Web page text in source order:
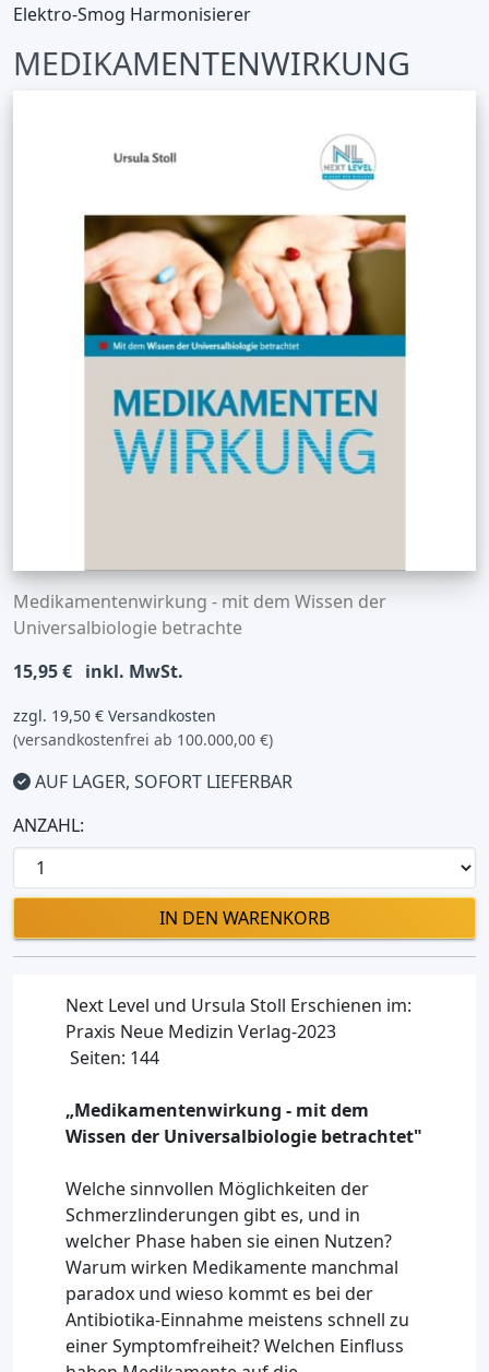
Elektro-Smog Harmonisierer
MEDIKAMENTENWIRKUNG
Medikamentenwirkung - mit dem Wissen der
Universalbiologie betrachte
15,95 € inkl. MwSt.
zzgl. 19,50 € Versandkosten
(versandkostenfrei ab 100.000,00 €)
AUF LAGER, SOFORT LIEFERBAR
ANZAHL:
IN DEN WARENKORB
Next Level und Ursula Stoll Erschienen im:
Praxis Neue Medizin Verlag-2023
Seiten: 144
„Medikamentenwirkung - mit dem
Wissen der Universalbiologie betrachtet"
Welche sinnvollen Möglichkeiten der
Schmerzlinderungen gibt es, und in
welcher Phase haben sie einen Nutzen?
Warum wirken Medikamente manchmal
paradox und wieso kommt es bei der
Antibiotika-Einnahme meistens schnell zu
einer Symptomfreiheit? Welchen Einfluss